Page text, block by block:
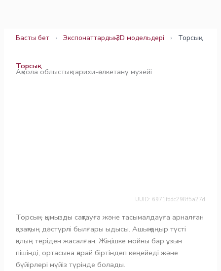
Басты бет › Экспонаттардың 3D модельдері › Торсық
Торсық
Ақмола облыстық тарихи-өлкетану музейі
UUID: 6971fddc298f5a27d
Торсық - қымызды сақтауға және тасымалдауға арналған
қазақтың дәстүрлі былғары ыдысы. Ашық қоңыр түсті
қалың теріден жасалған. Жіңішке мойны бар ұзын
пішінді, ортасына қарай біртіндеп кеңейеді және
бүйірлері мүйіз түрінде болады.